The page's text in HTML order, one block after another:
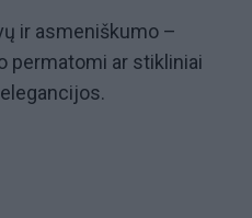
ir asmeniškumo –
permatomi ar stikliniai